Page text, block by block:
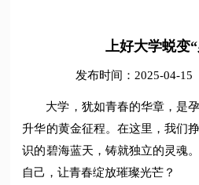
上好大学蜕变
发布时间：2025-04-15
大学，犹如青春的华章，是
升华的黄金征程。在这里，我们
识的碧海蓝天，铸就独立的灵魂
自己，让青春绽放璀璨光芒？